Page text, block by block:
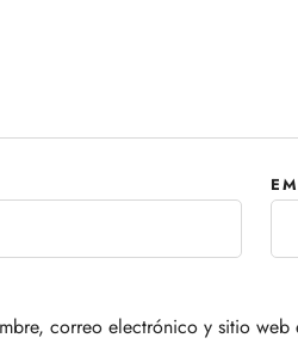
correo electrónico y sitio